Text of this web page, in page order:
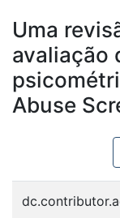
Uma
avaliação
Abuse